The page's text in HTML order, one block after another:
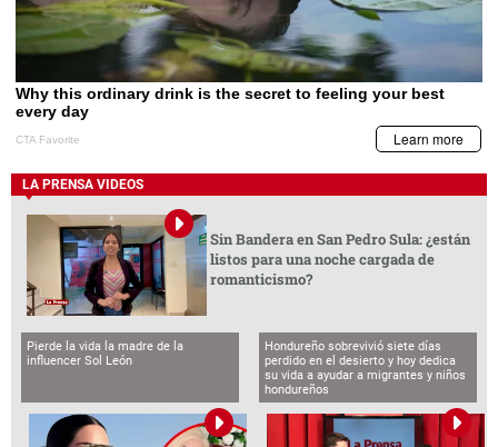
LA PRENSA VIDEOS
Sin Bandera en San Pedro Sula: ¿están
listos para una noche cargada de
romanticismo?
Pierde la vida la madre de la
influencer Sol León
Hondureño sobrevivió siete días
perdido en el desierto y hoy dedica
su vida a ayudar a migrantes y niños
hondureños